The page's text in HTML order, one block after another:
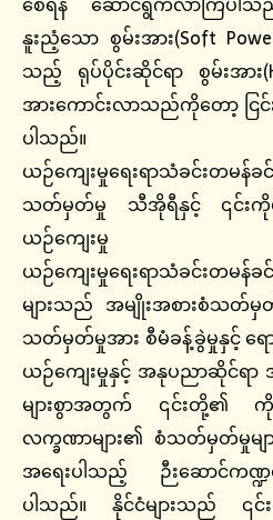
နူးညံ့သော စွမ်းအား(Soft
သည့် ရုပ်ပိုင်းဆိုင်ရာ စွမ်းအာ
အားကောင်းလာသည်ကိုတော့ ငြ
ပါသည်။
ယဉ်ကျေးမှုရေးရာသံခင်းတမန်
သတ်မှတ်မှု သီအိုရီနှင့် ၎င်းကို
ယဉ်ကျေးမှု
ယဉ်ကျေးမှုရေးရာသံခင်း
များသည် အမျိုးအစားစံသ
သတ်မှတ်မှုအား စီမံခန့်ခွဲမှုနှင့် ရ
ယဉ်ကျေးမှုနှင့် အနုပညာဆိုင်ရာ
များစွာအတွက် ၎င်းတို့၏
လက္ခဏာများ၏ စံသတ်မှတ်မှုမျ
အရေးပါသည့် ဉီးဆောင်ကဏ္
ပါသည်။ နိုင်ငံများသည် ၎